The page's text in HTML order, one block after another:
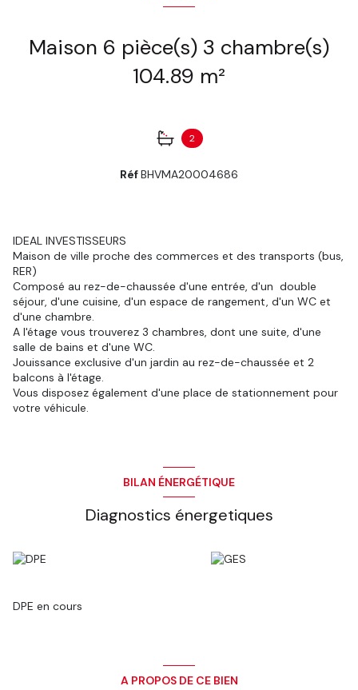
Maison 6 pièce(s) 3 chambre(s)
104.89 m²
2
RéfBHVMA20004686
IDEAL INVESTISSEURS
Maison de ville proche des commerces et des transports (bus,
RER)
Composé au rez-de-chaussée d'une entrée, d'un double
séjour, d'une cuisine, d'un espace de rangement, d'un WC et
d'une chambre.
A l'étage vous trouverez 3 chambres, dont une suite, d'une
salle de bains et d'une WC.
Jouissance exclusive d'un jardin au rez-de-chaussée et 2
balcons à l'étage.
Vous disposez également d'une place de stationnement pour
votre véhicule.
BILAN ÉNERGÉTIQUE
Diagnostics énergetiques
DPE en cours
A PROPOS DE CE BIEN